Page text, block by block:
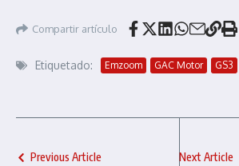
Compartir artículo
Etiquetado: Emzoom GAC Motor GS3
Previous Article Next Article